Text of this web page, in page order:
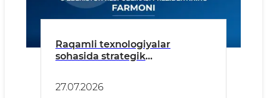
Raqamli texnologiyalar
sohasida strategik
Farmoni
27.07.2026